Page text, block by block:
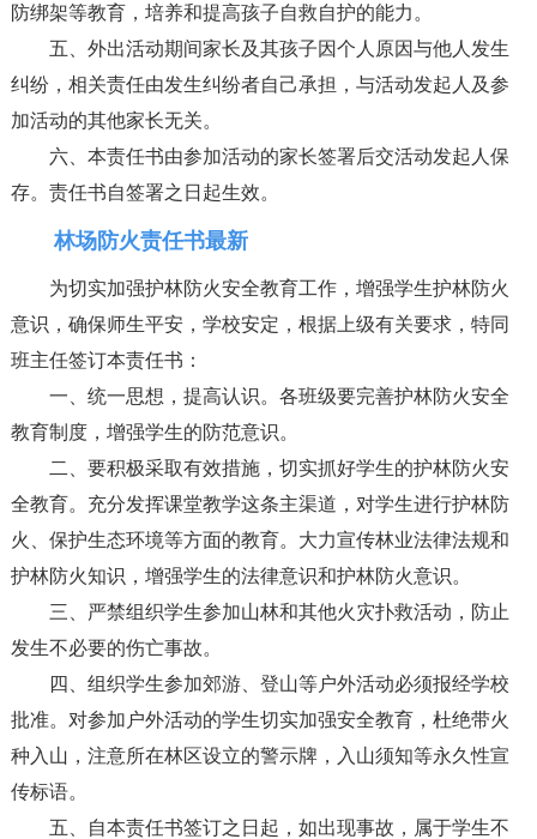
防绑架等教育，培养和提高孩子自救自护的能力。
五、外出活动期间家长及其孩子因个人原因与他人发生
纠纷，相关责任由发生纠纷者自己承担，与活动发起人及参
加活动的其他家长无关。
六、本责任书由参加活动的家长签署后交活动发起人保
存。责任书自签署之日起生效。
林场防火责任书最新
为切实加强护林防火安全教育工作，增强学生护林防火
意识，确保师生平安，学校安定，根据上级有关要求，特同
班主任签订本责任书：
一、统一思想，提高认识。各班级要完善护林防火安全
教育制度，增强学生的防范意识。
二、要积极采取有效措施，切实抓好学生的护林防火安
全教育。充分发挥课堂教学这条主渠道，对学生进行护林防
火、保护生态环境等方面的教育。大力宣传林业法律法规和
护林防火知识，增强学生的法律意识和护林防火意识。
三、严禁组织学生参加山林和其他火灾扑救活动，防止
发生不必要的伤亡事故。
四、组织学生参加郊游、登山等户外活动必须报经学校
批准。对参加户外活动的学生切实加强安全教育，杜绝带火
种入山，注意所在林区设立的警示牌，入山须知等永久性宣
传标语。
五、自本责任书签订之日起，如出现事故，属于学生不